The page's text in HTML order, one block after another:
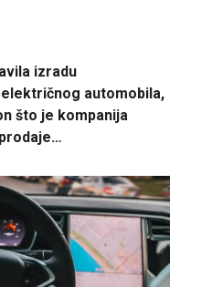
izradu
automobila,
što je kompanija